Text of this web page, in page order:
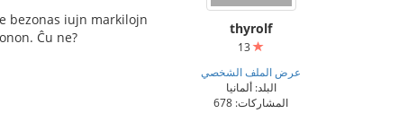
thyrolf
عرض الملف الشخصي
البلد: ألمانيا
المشاركات: 678
bezonas iujn markilojn
Ĉu ne?